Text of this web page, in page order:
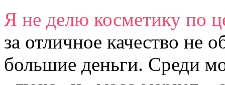
Я не делю косметику по
за отличное качество не
большие деньги. Среди